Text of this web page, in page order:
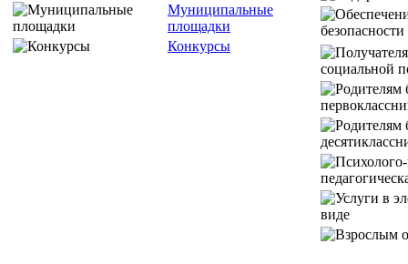
Муниципальные
площадки
Конкурсы